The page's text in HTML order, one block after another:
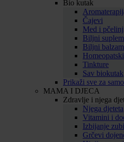
Bio kutak
Čajevi
Med i
Biljni
Biljni
Tinkture
Sav biokutak
Prikaži sve za
MAMA I DJECA
Zdravlje i njega
Njega djeteta
Vitamini i
Izbijanje
Grčevi